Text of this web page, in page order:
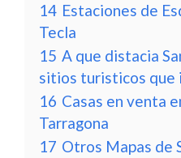
14 Estaciones de
Tecla
15 A que distacia
sitios turisticos que
16 Casas en venta
Tarragona
17 Otros Mapas de